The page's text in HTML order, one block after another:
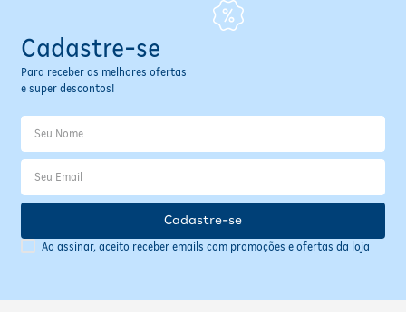
Cadastre-se
Para receber as melhores ofertas
e super descontos!
Ao assinar, aceito receber emails com promoções e ofertas da loja
Cadastre-se